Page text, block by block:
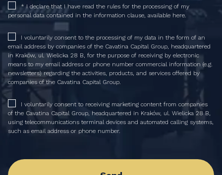
* I declare that I have read the rules for the processing of my
personal data contained in the information clause, available here.
I voluntarily consent to the processing of my data in the form of an
email address by companies of the Cavatina Capital Group, headquartered
in Kraków, ul. Wielicka 28 B, for the purpose of receiving by electronic
means to my email address or phone number commercial information (e.g.
newsletters) regarding the activities, products, and services offered by
companies of the Cavatina Capital Group.
I voluntarily consent to receiving marketing content from companies
of the Cavatina Capital Group, headquartered in Kraków, ul. Wielicka 28 B,
using telecommunications terminal devices and automated calling systems,
such as email address or phone number.